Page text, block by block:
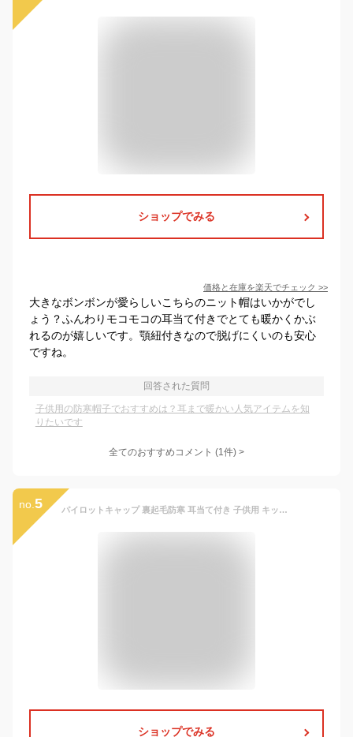
ショップでみる
価格と在庫を楽天でチェック >>
大きなボンボンが愛らしいこちらのニット帽はいかがでし
ょう？ふんわりモコモコの耳当て付きでとても暖かくかぶ
れるのが嬉しいです。顎紐付きなので脱げにくいのも安心
ですね。
回答された質問
子供用の防寒帽子でおすすめは？耳まで暖かい人気アイテムを知
りたいです
全てのおすすめコメント (1件) >
no. 5 パイロットキャップ 裏起毛防寒 耳当て付き 子供用 キッズ帽子 【秋冬用】 フライトキャップ アビエイターハット ロシア帽風 ボアフリース 無地 お揃い レディース用 大きいサイズ 防寒帽子 子供帽子
ショップでみる